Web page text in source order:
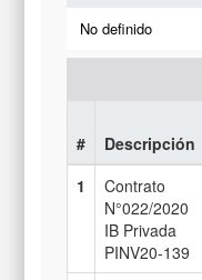
No definido
# Descripción
1
Contrato
N°022/2020
IB Privada
PINV20-139